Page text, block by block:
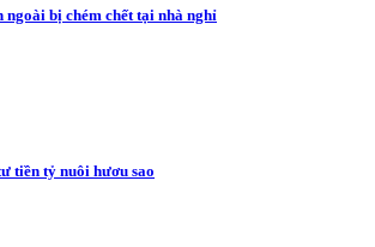
bị chém chết tại nhà nghỉ
tiền tỷ nuôi hươu sao